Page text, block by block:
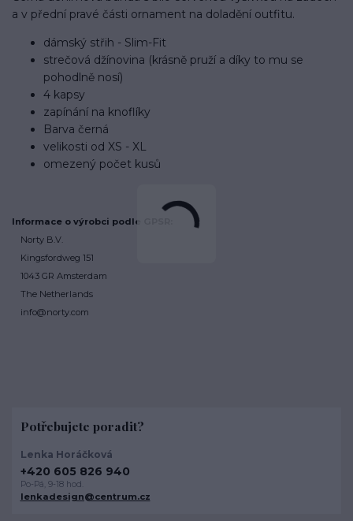
a v přední pravé části ornament na doladění outfitu.
dámský střih - Slim-Fit
strečová džínovina (krásně pruží a díky to mu se
pohodlně nosí)
4 kapsy
zapínání na knoflíky
Barva černá
velikosti od XS - XL
omezený počet kusů
Informace o výrobci podle GPSR:
Norty B.V.
Kingsfordweg 151
1043 GR Amsterdam
The Netherlands
info@norty.com
Potřebujete poradit?
Lenka Horáčková
+420 605 826 940
Po-Pá, 9-18 hod.
lenkadesign@centrum.cz